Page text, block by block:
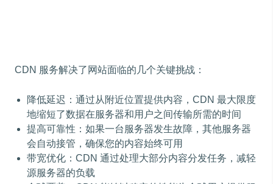
CDN 服务解决了网站面临的几个关键挑战：
降低延迟：通过从附近位置提供内容，CDN 最大限度
地缩短了数据在服务器和用户之间传输所需的时间
提高可靠性：如果一台服务器发生故障，其他服务器
会自动接管，确保您的内容始终可用
带宽优化：CDN 通过处理大部分内容分发任务，减轻
源服务器的负载